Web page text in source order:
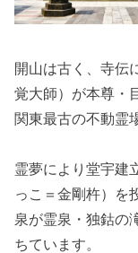
開山は古く、寺伝
覚大師）が本尊・
関東最古の不動霊
霊夢により堂宇建
っこ＝金剛杵）を
泉が霊泉・独鈷の
ちています。